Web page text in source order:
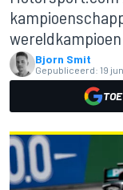
wereldkampioen
Bjorn Smit
Gepubliceerd: 19